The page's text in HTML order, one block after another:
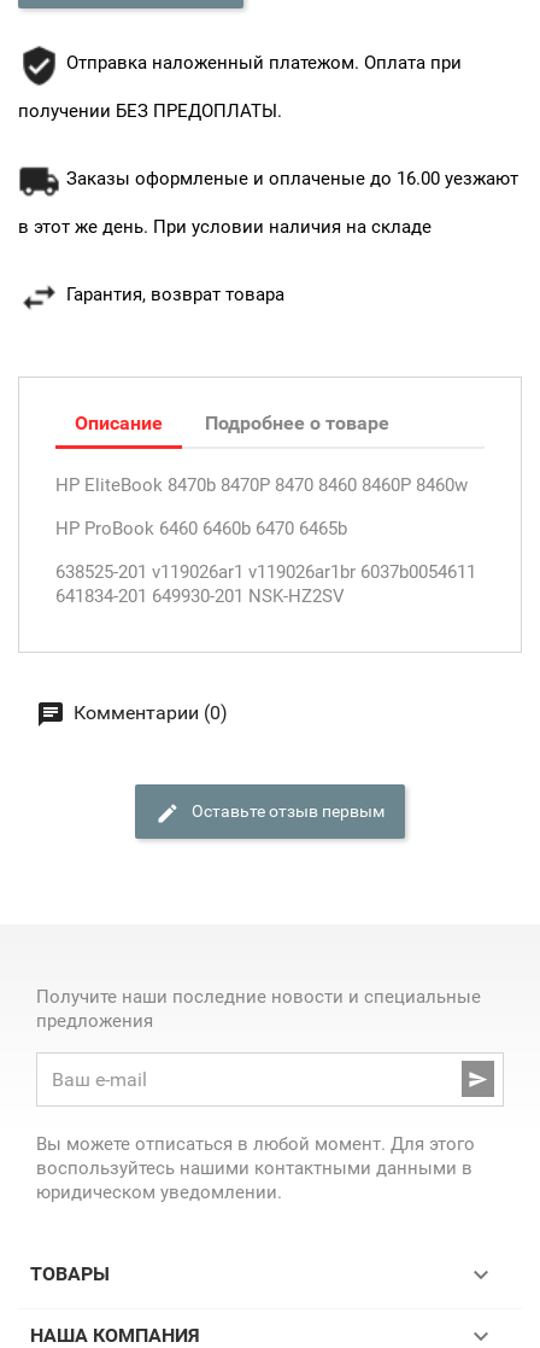
Отправка наложенный платежом. Оплата при
получении БЕЗ ПРЕДОПЛАТЫ.
Заказы оформленые и оплаченые до 16.00 уезжают
в этот же день. При условии наличия на складе
Гарантия, возврат товара
Описание Подробнее о товаре
HP EliteBook 8470b 8470P 8470 8460 8460P 8460w
HP ProBook 6460 6460b 6470 6465b
638525-201 v119026ar1 v119026ar1br 6037b0054611
641834-201 649930-201 NSK-HZ2SV
Комментарии (0)
Оставьте отзыв первым
Получите наши последние новости и специальные
предложения

Вы можете отписаться в любой момент. Для этого
воспользуйтесь нашими контактными данными в
юридическом уведомлении.
ТОВАРЫ 
НАША КОМПАНИЯ 